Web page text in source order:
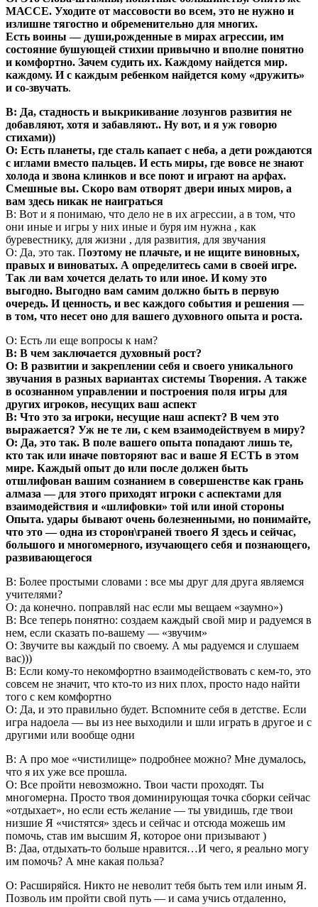
МАССЕ. Уходите от массовости во всем, это не нужно и
излишне тягостно и обременительно для многих.
Есть воины — души,рожденные в мирах агрессии, им
состояние бушующей стихии привычно и вполне понятно
и комфортно. Зачем судить их. Каждому найдется мир.
каждому. И с каждым ребенком найдется кому «дружить»
и со-звучать.
В: Да, стадность и выкрикивание лозунгов развития не
добавляют, хотя и забавляют.. Ну вот, и я уж говорю
стихами))
О: Есть планеты, где сталь капает с неба, а дети рождаются
с иглами вместо пальцев. И есть миры, где вовсе не знают
холода и звона клинков и все поют и играют на арфах.
Смешные вы. Скоро вам отворят двери иных миров, а
вам здесь никак не наиграться
В: Вот и я понимаю, что дело не в их агрессии, а в том, что
они иные и игры у них иные и буря им нужна , как
буревестнику, для жизни , для развития, для звучания
О: Да, это так. Поэтому не плачьте, и не ищите виновных,
правых и виноватых. А определитесь сами в своей игре.
Так ли вам хочется делать то или иное. И кому это
выгодно. Выгодно вам самим должно быть в первую
очередь. И ценность, и вес каждого события и решения —
в том, что несет оно для вашего духовного опыта и роста.
О: Есть ли еще вопросы к нам?
В: В чем заключается духовный рост?
О: В развитии и закреплении себя и своего уникального
звучания в разных вариантах системы Творения. А также
в осознанном управлении и построения поля игры для
других игроков, несущих ваш аспект
В: Что это за игроки, несущие наш аспект? В чем это
выражается? Уж не те ли, с кем взаимодействуем в миру?
О: Да, это так. В поле вашего опыта попадают лишь те,
кто так или иначе повторяют вас и ваше Я ЕСТЬ в этом
мире. Каждый опыт до или после должен быть
отшлифован вашим сознанием в совершенстве как грань
алмаза — для этого приходят игроки с аспектами для
взаимодействия и «шлифовки» той или иной стороны
Опыта. удары бывают очень болезненными, но понимайте,
что это — одна из сторон\граней твоего Я здесь и сейчас,
большого и многомерного, изучающего себя и познающего,
развивающегося
В: Более простыми словами : все мы друг для друга являемся
учителями?
О: да конечно. поправляй нас если мы вещаем «заумно»)
В: Все теперь понятно: создаем каждый свой мир и радуемся в
нем, если сказать по-вашему — «звучим»
О: Звучите вы каждый по своему. А мы радуемся и слушаем
вас)))
В: Если кому-то некомфортно взаимодействовать с кем-то, это
совсем не значит, что кто-то из них плох, просто надо найти
того с кем комфортно
О: Да, и это правильно будет. Вспомните себя в детстве. Если
игра надоела — вы из нее выходили и шли играть в другое и с
другими или вообще одни
В: А про мое «чистилище» подробнее можно? Мне думалось,
что я их уже все прошла.
О: Все пройти невозможно. Твои части проходят. Ты
многомерна. Просто твоя доминирующая точка сборки сейчас
«отдыхает», но если есть желание — ты увидишь, где твои
низшие Я «чистятся» здесь и сейчас и отсюда можешь им
помочь, став им высшим Я, которое они призывают )
В: Даа, отдыхать-то больше нравится…И чего, я реально могу
им помочь? А мне какая польза?
О: Расширяйся. Никто не неволит тебя быть тем или иным Я.
Позволь им пройти свой путь — и сама учись отдаленно,